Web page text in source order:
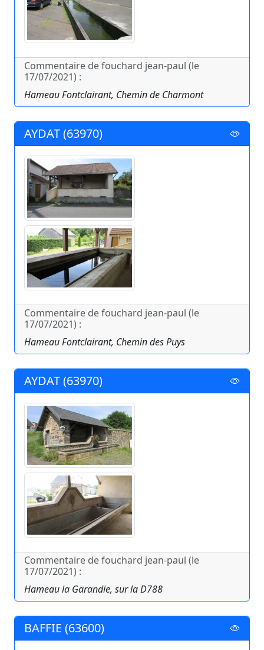
Commentaire de fouchard jean-paul (le
17/07/2021) :
Hameau Fontclairant, Chemin de Charmont
AYDAT (63970)
Commentaire de fouchard jean-paul (le
17/07/2021) :
Hameau Fontclairant, Chemin des Puys
AYDAT (63970)
Commentaire de fouchard jean-paul (le
17/07/2021) :
Hameau la Garandie, sur la D788
BAFFIE (63600)